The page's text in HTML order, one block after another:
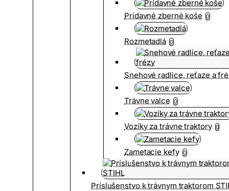
Prídavné zberné koše 0
Rozmetadlá 0
Snehové radlice, reťaze a
Trávne valce 0
Vozíky za trávne traktory 0
Zametacie kefy 0
Príslušenstvo k trávnym traktorom